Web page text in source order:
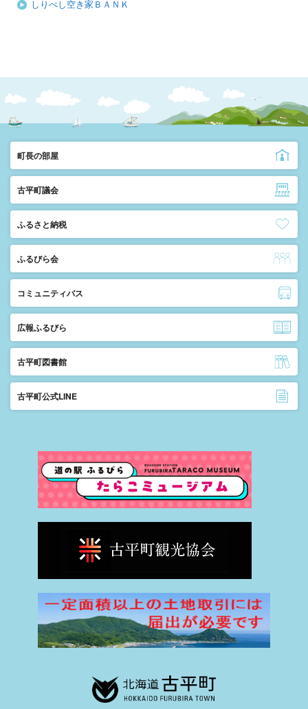
しりべし空き家ＢＡＮＫ
町長の部屋
古平町議会
ふるさと納税
ふるびら会
コミュニティバス
広報ふるびら
古平町図書館
古平町公式LINE